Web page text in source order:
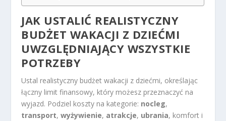
JAK USTALIĆ REALISTYCZNY
BUDŻET WAKACJI Z DZIEĆMI
UWZGLĘDNIAJĄCY WSZYSTKIE
POTRZEBY
Ustal realistyczny budżet wakacji z dziećmi, określając
łączny limit finansowy, który możesz przeznaczyć na
wyjazd. Podziel koszty na kategorie: nocleg,
transport,wyżywienie, atrakcje, ubrania, komfort i